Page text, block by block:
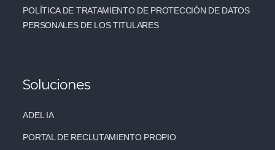
POLÍTICA DE TRATAMIENTO DE PROTECCIÓN DE DATOS
PERSONALES DE LOS TITULARES
Soluciones
ADEL IA
PORTAL DE RECLUTAMIENTO PROPIO